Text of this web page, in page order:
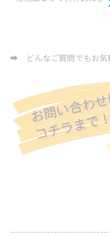
➡ どんなご質問でもお気